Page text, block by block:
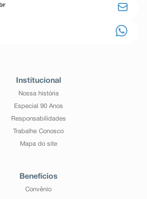
Institucional
Nossa história
Especial 90 Anos
Responsabilidades
Trabalhe Conosco
Mapa do site
Benefícios
Convênio